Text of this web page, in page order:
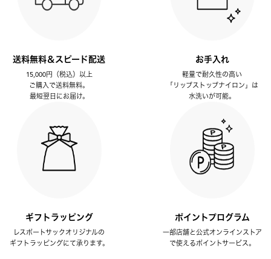
送料無料＆スピード配送
15,000円（税込）以上
ご購入で送料無料。
最短翌日にお届け。
お手入れ
軽量で耐久性の高い
「リップストップナイロン」は
水洗いが可能。
ギフトラッピング
レスポートサックオリジナルの
ギフトラッピングにて承ります。
ポイントプログラム
一部店舗と公式オンラインストア
で使えるポイントサービス。